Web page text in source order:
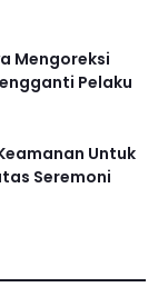
Mengoreksi
Pelaku
Untuk
Seremoni